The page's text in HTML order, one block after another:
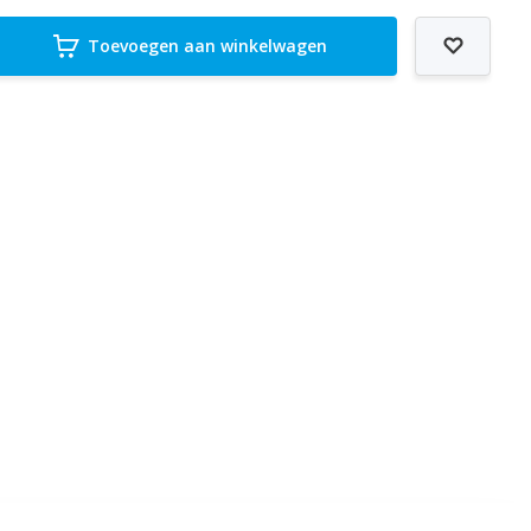
Toevoegen aan winkelwagen